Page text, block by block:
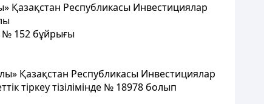
Қазақстан Республикасы Инвестициялар
№ 152 бұйрығы
Қазақстан Республикасы Инвестициялар
тіркеу тізілімінде № 18978 болып